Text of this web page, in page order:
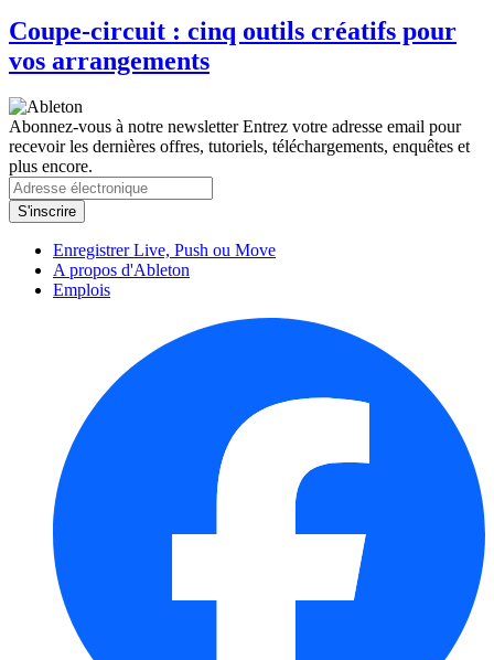
Coupe-circuit : cinq outils créatifs pour
vos arrangements
Abonnez-vous à notre newsletterEntrez votre adresse email pour
recevoir les dernières offres, tutoriels, téléchargements, enquêtes et
plus encore.
Enregistrer Live, Push ou Move
A propos d'Ableton
Emplois